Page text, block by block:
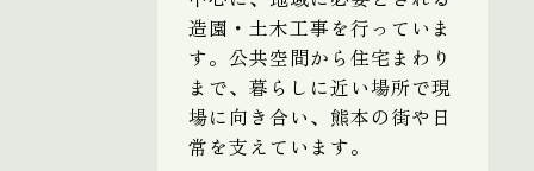
造園・土木工事を行っていま
す。公共空間から住宅まわり
まで、暮らしに近い場所で現
場に向き合い、熊本の街や日
常を支えています。